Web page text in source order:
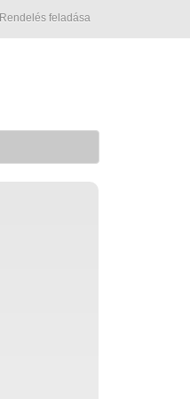
Rendelés feladása